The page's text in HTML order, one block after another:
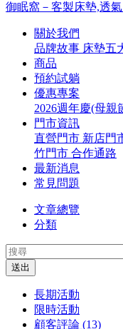
御眠窩－客製床墊,透
關於我們
品牌故事 床墊五
商品
預約試躺
優惠專案
2026週年慶(母親
門市資訊
直營門市 新店門
竹門市 合作通路
最新消息
常見問題
文章總覽
分類
送出
長期活動
限時活動
顧客評論 (13)